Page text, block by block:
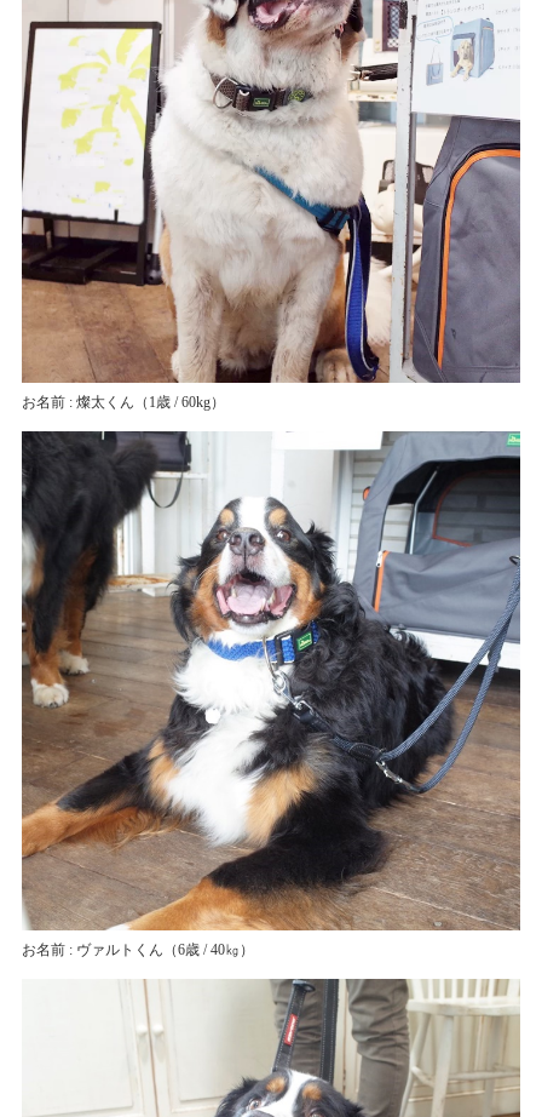
お名前 : 燦太くん （1歳 / 60kg）
お名前 : ヴァルトくん （6歳 / 40㎏）